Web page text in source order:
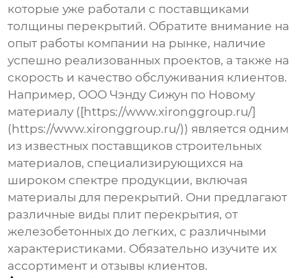
которые уже работали с поставщиками
толщины перекрытий. Обратите внимание на
опыт работы компании на рынке, наличие
успешно реализованных проектов, а также на
скорость и качество обслуживания клиентов.
Например, ООО Чэнду Сижун по Новому
материалу ([https://www.xironggroup.ru/]
(https://www.xironggroup.ru/)) является одним
из известных поставщиков строительных
материалов, специализирующихся на
широком спектре продукции, включая
материалы для перекрытий. Они предлагают
различные виды плит перекрытия, от
железобетонных до легких, с различными
характеристиками. Обязательно изучите их
ассортимент и отзывы клиентов.